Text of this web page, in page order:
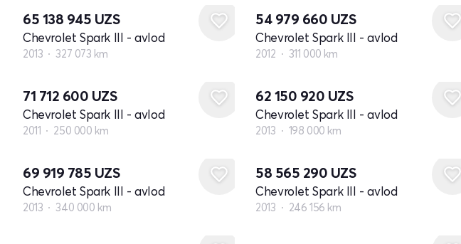
65 138 945 UZS
Chevrolet Spark III - avlod
2013 327 073 km
54 979 660 UZS
Chevrolet Spark III - avlod
2012 311 000 km
71 712 600 UZS
Chevrolet Spark III - avlod
2011 250 000 km
62 150 920 UZS
Chevrolet Spark III - avlod
2013 198 000 km
69 919 785 UZS
Chevrolet Spark III - avlod
2013 340 000 km
58 565 290 UZS
Chevrolet Spark III - avlod
2013 246 156 km